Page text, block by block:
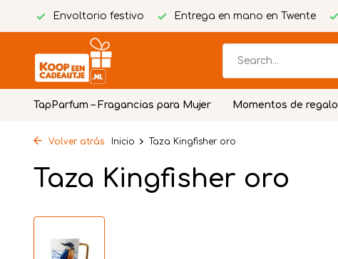
Envoltorio festivo Entrega en mano en Twente
TapParfum – Fragancias para Mujer Momentos de regalo
Volver atrás Inicio Taza Kingfisher oro
Taza Kingfisher oro